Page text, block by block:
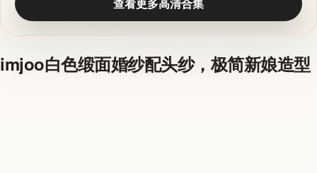
imjoo白色缎面婚纱配头纱，极简新娘造型